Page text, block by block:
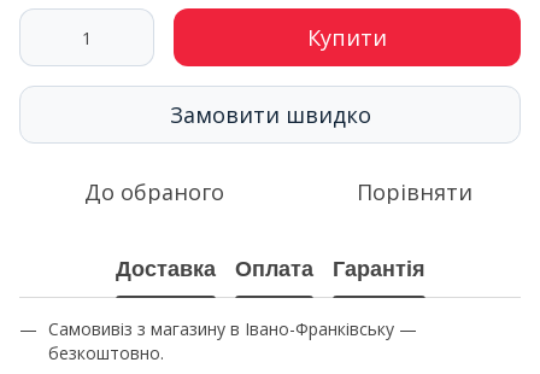
Купити
Замовити швидко
До обраного Порівняти
Доставка Оплата Гарантія
Самовивіз з магазину в Івано-Франківську —
безкоштовно.